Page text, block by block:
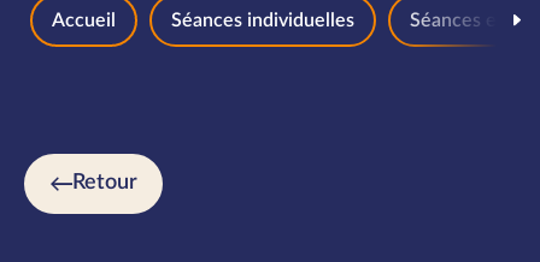
Accueil Séances individuelles Séances en
Retour